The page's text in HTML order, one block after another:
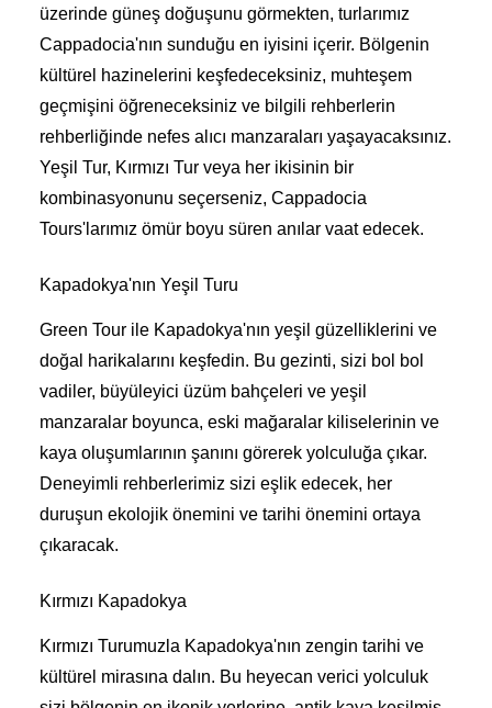
üzerinde güneş doğuşunu görmekten, turlarımız
Cappadocia'nın sunduğu en iyisini içerir. Bölgenin
kültürel hazinelerini keşfedeceksiniz, muhteşem
geçmişini öğreneceksiniz ve bilgili rehberlerin
rehberliğinde nefes alıcı manzaraları yaşayacaksınız.
Yeşil Tur, Kırmızı Tur veya her ikisinin bir
kombinasyonunu seçerseniz, Cappadocia
Tours'larımız ömür boyu süren anılar vaat edecek.
Kapadokya'nın Yeşil Turu
Green Tour ile Kapadokya'nın yeşil güzelliklerini ve
doğal harikalarını keşfedin. Bu gezinti, sizi bol bol
vadiler, büyüleyici üzüm bahçeleri ve yeşil
manzaralar boyunca, eski mağaralar kiliselerinin ve
kaya oluşumlarının şanını görerek yolculuğa çıkar.
Deneyimli rehberlerimiz sizi eşlik edecek, her
duruşun ekolojik önemini ve tarihi önemini ortaya
çıkaracak.
Kırmızı Kapadokya
Kırmızı Turumuzla Kapadokya'nın zengin tarihi ve
kültürel mirasına dalın. Bu heyecan verici yolculuk